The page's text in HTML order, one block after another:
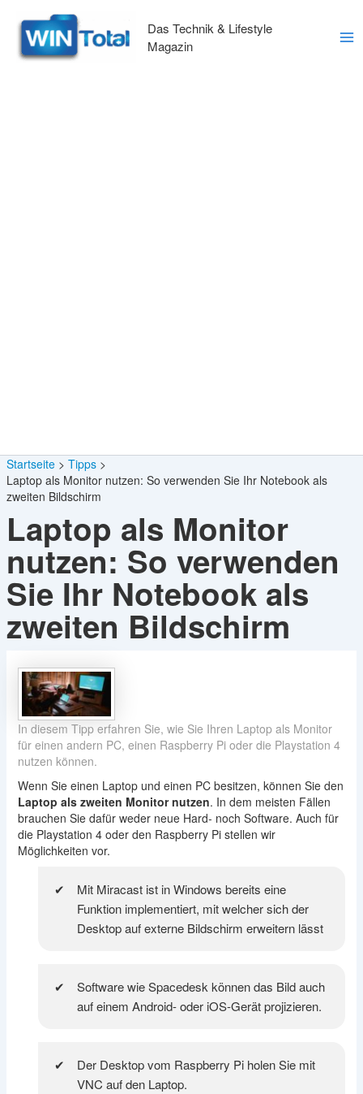
Inhalt
springen
Das Technik & Lifestyle
Magazin
Startseite
Tipps
Laptop als Monitor nutzen: So verwenden Sie Ihr Notebook als
zweiten Bildschirm
Laptop als Monitor
nutzen: So verwenden
Sie Ihr Notebook als
zweiten Bildschirm
In diesem Tipp erfahren Sie, wie Sie Ihren Laptop als Monitor
für einen andern PC, einen Raspberry Pi oder die Playstation 4
nutzen können.
Wenn Sie einen Laptop und einen PC besitzen, können Sie den
Laptop als zweiten Monitor nutzen. In dem meisten Fällen
brauchen Sie dafür weder neue Hard- noch Software. Auch für
die Playstation 4 oder den Raspberry Pi stellen wir
Möglichkeiten vor.
Mit Miracast ist in Windows bereits eine
Funktion implementiert, mit welcher sich der
Desktop auf externe Bildschirm erweitern lässt
Software wie Spacedesk können das Bild auch
auf einem Android- oder iOS-Gerät projizieren.
Der Desktop vom Raspberry Pi holen Sie mit
VNC auf den Laptop.